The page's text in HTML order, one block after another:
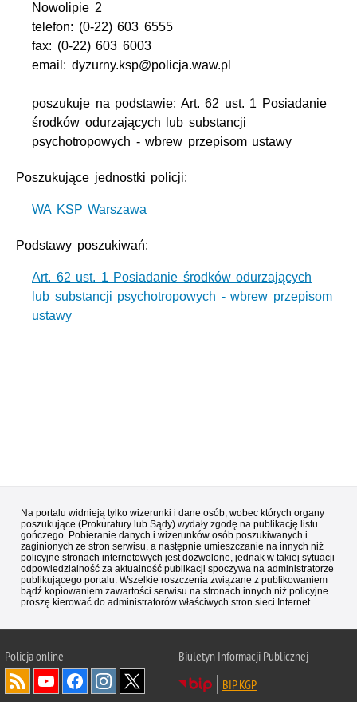
Nowolipie 2
telefon: (0-22) 603 6555
fax: (0-22) 603 6003
email: dyzurny.ksp@policja.waw.pl
poszukuje na podstawie: Art. 62 ust. 1 Posiadanie
środków odurzających lub substancji
psychotropowych - wbrew przepisom ustawy
Poszukujące jednostki policji:
WA KSP Warszawa
Podstawy poszukiwań:
Art. 62 ust. 1 Posiadanie środków odurzających
lub substancji psychotropowych - wbrew przepisom
ustawy
Na portalu widnieją tylko wizerunki i dane osób, wobec których organy
poszukujące (Prokuratury lub Sądy) wydały zgodę na publikację listu
gończego. Pobieranie danych i wizerunków osób poszukiwanych i
zaginionych ze stron serwisu, a następnie umieszczanie na innych niż
policyjne stronach internetowych jest dozwolone, jednak w takiej sytuacji
odpowiedzialność za aktualność publikacji spoczywa na administratorze
publikującego portalu. Wszelkie roszczenia związane z publikowaniem
bądź kopiowaniem zawartości serwisu na stronach innych niż policyjne
proszę kierować do administratorów właściwych stron sieci Internet.
Policjaonline
Biuletyn Informacji Publicznej
BIP KGP